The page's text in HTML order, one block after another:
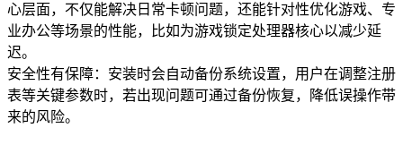
心层面，不仅能解决日常卡顿问题，还能针对性优化游戏、专
业办公等场景的性能，比如为游戏锁定处理器核心以减少延
迟。
安全性有保障：安装时会自动备份系统设置，用户在调整注册
表等关键参数时，若出现问题可通过备份恢复，降低误操作带
来的风险。